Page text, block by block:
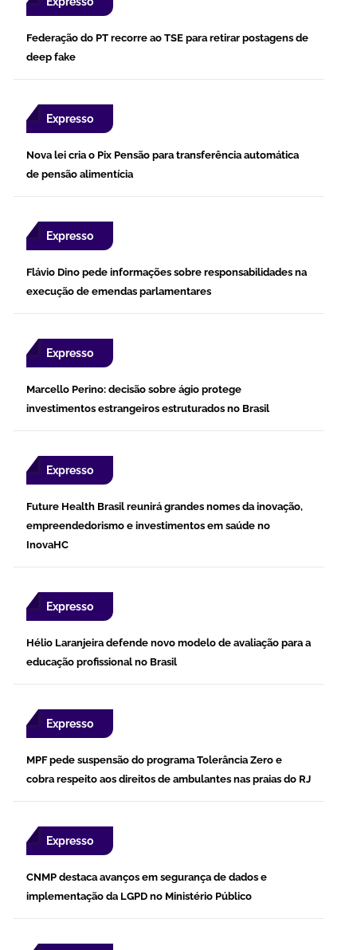
Federação do PT recorre ao TSE para retirar postagens de
deep fake
Expresso
Nova lei cria o Pix Pensão para transferência automática
de pensão alimentícia
Expresso
Flávio Dino pede informações sobre responsabilidades na
execução de emendas parlamentares
Expresso
Marcello Perino: decisão sobre ágio protege
investimentos estrangeiros estruturados no Brasil
Expresso
Future Health Brasil reunirá grandes nomes da inovação,
empreendedorismo e investimentos em saúde no
InovaHC
Expresso
Hélio Laranjeira defende novo modelo de avaliação para a
educação profissional no Brasil
Expresso
MPF pede suspensão do programa Tolerância Zero e
cobra respeito aos direitos de ambulantes nas praias do RJ
Expresso
CNMP destaca avanços em segurança de dados e
implementação da LGPD no Ministério Público